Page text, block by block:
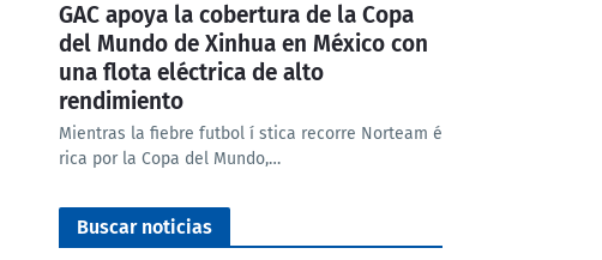
GAC apoya la cobertura de la Copa
del Mundo de Xinhua en México con
una flota eléctrica de alto
rendimiento
Mientras la fiebre futbol í stica recorre Norteam é
rica por la Copa del Mundo,…
Buscar noticias